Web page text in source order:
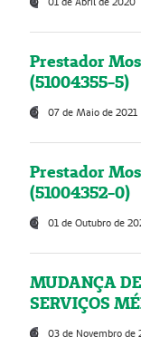
Prestador
(51004355-5)
07 de Maio de 2021
Prestador
(51004352-0)
01 de Outubro de
MUDANÇA
SERVIÇOS
03 de Novembro de